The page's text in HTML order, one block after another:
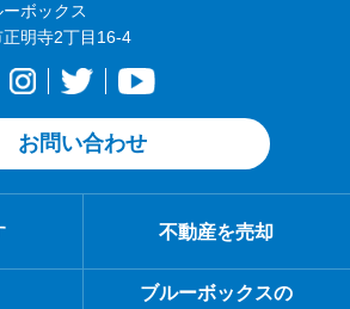
ボックス
明寺2丁目16-4
お問い合わせ
不動産を売却
ブルーボックスの